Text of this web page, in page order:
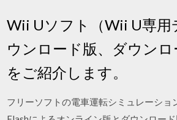
Wii Uソフト（Wii U専用
ウンロード版、ダウンロ
をご紹介します。
フリーソフトの電車運転シミュレーショ